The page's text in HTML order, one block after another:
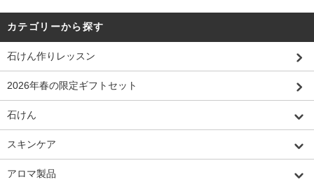
カテゴリーから探す
石けん作りレッスン
2026年春の限定ギフトセット
石けん
スキンケア
アロマ製品